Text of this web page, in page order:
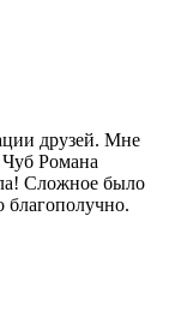
друзей. Мне
Романа
Сложное было
благополучно.